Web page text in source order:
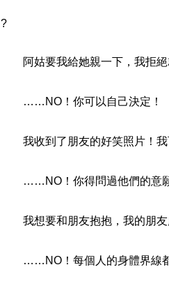
?
阿姑要我給她親一下，我拒絕
……NO！你可以自己決定！
我收到了朋友的好笑照片！我
……NO！你得問過他們的意願
我想要和朋友抱抱，我的朋友
……NO！每個人的身體界線都